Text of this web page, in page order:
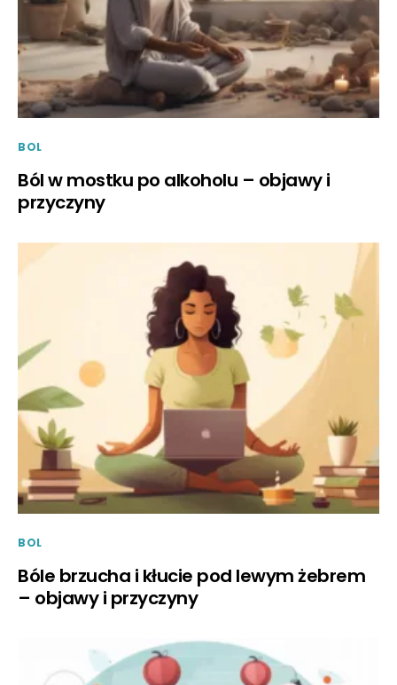
BOL
Ból w mostku po alkoholu – objawy i
przyczyny
BOL
Bóle brzucha i kłucie pod lewym żebrem
– objawy i przyczyny